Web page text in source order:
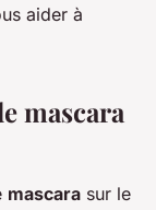
aider à
mascara
mascara sur le